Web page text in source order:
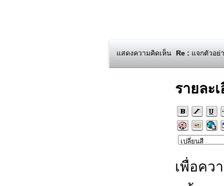
แสดงความคิดเห็น Re : แจกตัวอย่
รายละ
เพื่อคว